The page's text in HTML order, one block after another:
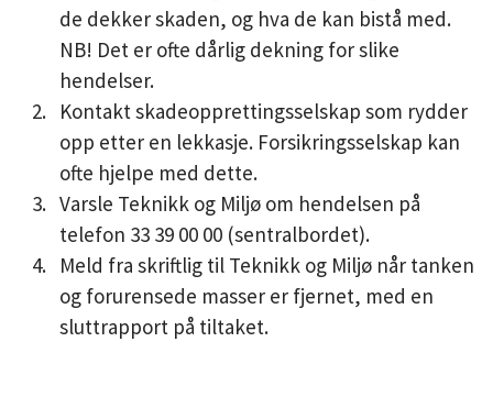
de dekker skaden, og hva de kan bistå med.
NB! Det er ofte dårlig dekning for slike
hendelser.
Kontakt skadeopprettingsselskap som rydder
opp etter en lekkasje. Forsikringsselskap kan
ofte hjelpe med dette.
Varsle Teknikk og Miljø om hendelsen på
telefon 33 39 00 00 (sentralbordet).
Meld fra skriftlig til Teknikk og Miljø når tanken
og forurensede masser er fjernet, med en
sluttrapport på tiltaket.